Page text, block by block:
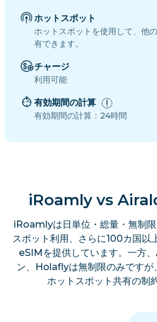
ホットスポット
ホットスポットを使用して、他
有できます。
チャージ
利用可能
有効期間の計算
有効期間の計算：24時間
iRoamly vs
iRoamlyは日単位・総量・無制
スポット利用、さらに100カ国
eSIMを提供しています。一方
ン、Holaflyは無制限のみですが
ホットスポット共有の制